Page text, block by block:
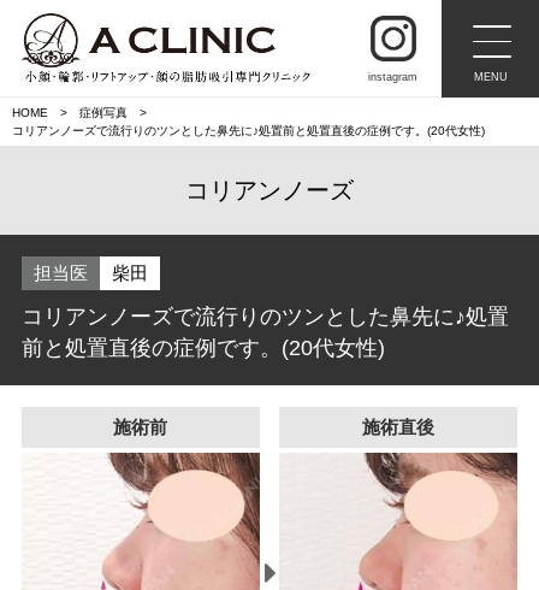
instagram MENU
HOME
症例写真
コリアンノーズで流行りのツンとした鼻先に♪処置前と処置直後の症例です。(20代女性)
コリアンノーズ
担当医 柴田
コリアンノーズで流行りのツンとした鼻先に♪処置
前と処置直後の症例です。(20代女性)
施術前 施術直後